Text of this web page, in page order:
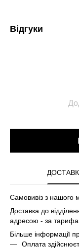
Відгуки
Самовивіз з нашого
Доставка до
адресою - за
Більше інформації
Оплата